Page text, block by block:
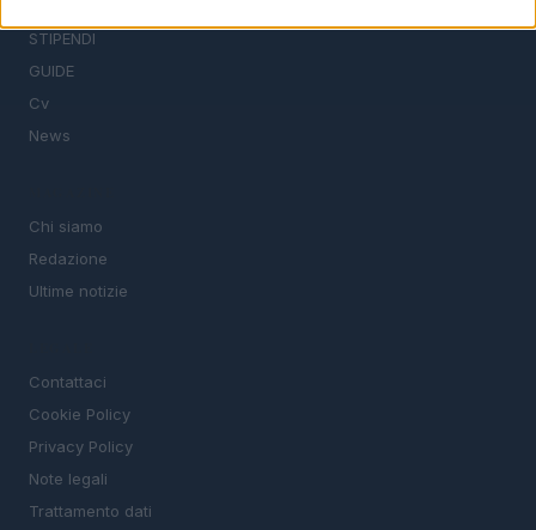
STIPENDI
GUIDE
Cv
News
Chi siamo
Redazione
Ultime notizie
Contattaci
Cookie Policy
Privacy Policy
Note legali
Trattamento dati